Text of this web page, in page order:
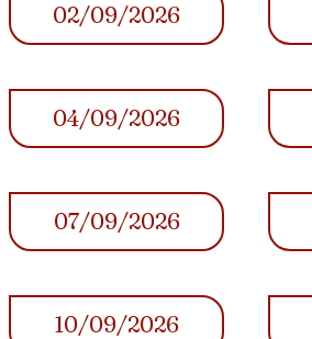
02/09/2026
04/09/2026
07/09/2026
10/09/2026